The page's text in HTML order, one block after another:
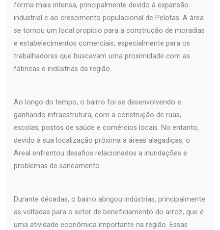
forma mais intensa, principalmente devido à expansão
industrial e ao crescimento populacional de Pelotas. A área
se tornou um local propício para a construção de moradias
e estabelecimentos comerciais, especialmente para os
trabalhadores que buscavam uma proximidade com as
fábricas e indústrias da região.
Ao longo do tempo, o bairro foi se desenvolvendo e
ganhando infraestrutura, com a construção de ruas,
escolas, postos de saúde e comércios locais. No entanto,
devido à sua localização próxima a áreas alagadiças, o
Areal enfrentou desafios relacionados a inundações e
problemas de saneamento.
Durante décadas, o bairro abrigou indústrias, principalmente
as voltadas para o setor de beneficiamento do arroz, que é
uma atividade econômica importante na região. Essas